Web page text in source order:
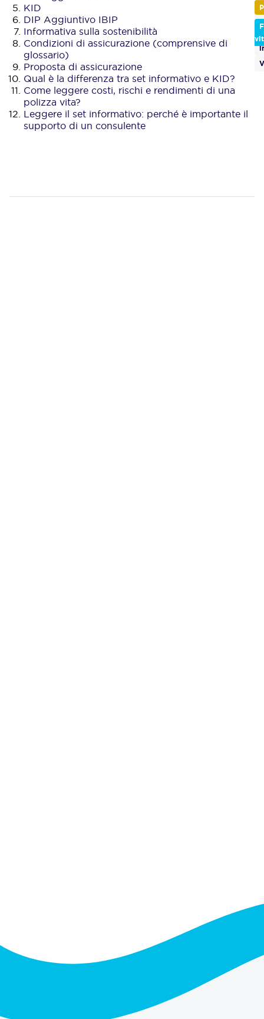
KID
DIP Aggiuntivo IBIP
Informativa sulla sostenibilità
Condizioni di assicurazione (comprensive di
glossario)
Proposta di assicurazione
Qual è la differenza tra set informativo e KID?
Come leggere costi, rischi e rendimenti di una
polizza vita?
Leggere il set informativo: perché è importante il
supporto di un consulente